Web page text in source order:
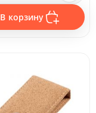
В корзину